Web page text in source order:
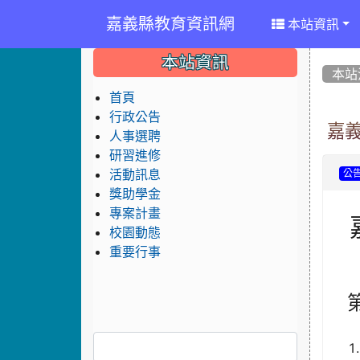
嘉義縣教育資訊網 本站資訊
本
嘉
公
::: 本站資訊
首頁
行政公告
人事選聘
研習進修
活動訊息
獎助學金
專案計畫
校園動態
重要行事